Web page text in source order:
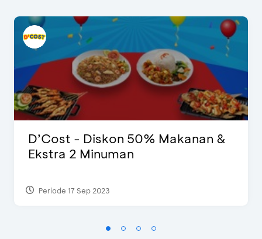
D’Cost - Diskon 50% Makanan &
Ekstra 2 Minuman
Periode 17 Sep 2023